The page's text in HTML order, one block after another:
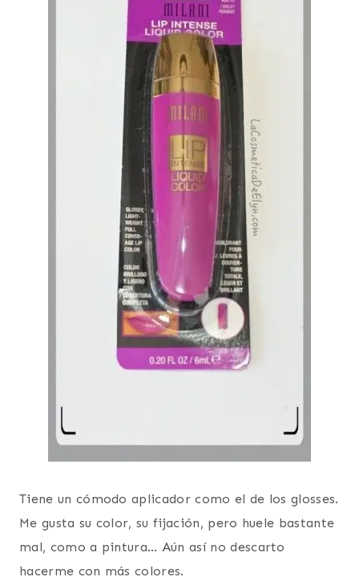
Tiene un cómodo aplicador como el de los glosses.
Me gusta su color, su fijación, pero huele bastante
mal, como a pintura… Aún así no descarto
hacerme con más colores.